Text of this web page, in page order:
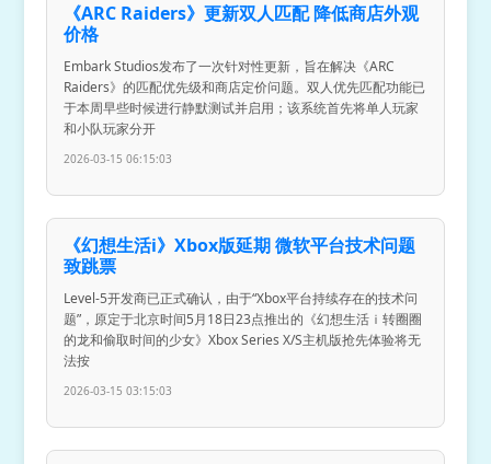
《ARC Raiders》更新双人匹配 降低商店外观
价格
Embark Studios发布了一次针对性更新，旨在解决《ARC
Raiders》的匹配优先级和商店定价问题。双人优先匹配功能已
于本周早些时候进行静默测试并启用；该系统首先将单人玩家
和小队玩家分开
2026-03-15 06:15:03
《幻想生活i》Xbox版延期 微软平台技术问题
致跳票
Level-5开发商已正式确认，由于“Xbox平台持续存在的技术问
题”，原定于北京时间5月18日23点推出的《幻想生活ｉ转圈圈
的龙和偷取时间的少女》Xbox Series X/S主机版抢先体验将无
法按
2026-03-15 03:15:03